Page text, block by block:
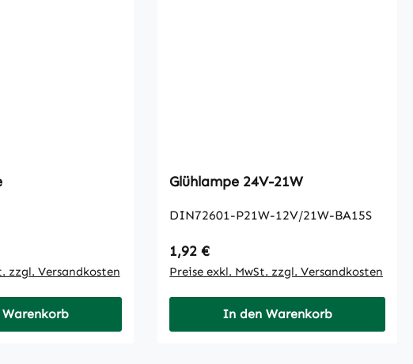
zzgl. Versandkosten
Glühlampe 24V-21W
DIN72601-P21W-12V/21W-BA15S
Regulärer Preis:
1,92 €
Preise exkl. MwSt. zzgl. Versandkosten
In den Warenkorb